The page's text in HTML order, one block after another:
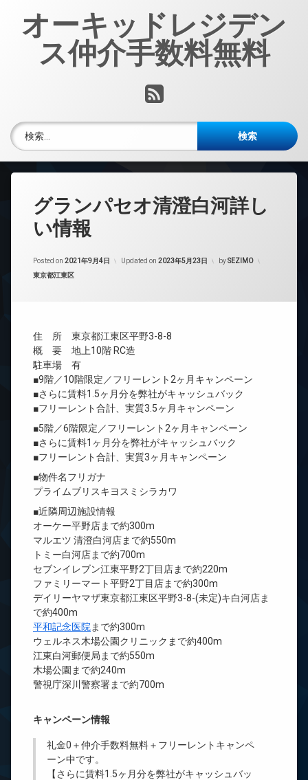
オーキッドレジデン
ス仲介手数料無料
RSS
検索:
グランパセオ清澄白河詳し
い情報
Posted on 2021年9月4日 Updated on 2023年5月23日 bySEZIMO
カテゴリー:
東京都江東区
住 所 東京都江東区平野3-8-8
概 要 地上10階 RC造
駐車場 有
■9階／10階限定／フリーレント2ヶ月キャンペーン
■さらに賃料1.5ヶ月分を弊社がキャッシュバック
■フリーレント合計、実質3.5ヶ月キャンペーン
■5階／6階限定／フリーレント2ヶ月キャンペーン
■さらに賃料1ヶ月分を弊社がキャッシュバック
■フリーレント合計、実質3ヶ月キャンペーン
■物件名フリガナ
プライムブリスキヨスミシラカワ
■近隣周辺施設情報
オーケー平野店まで約300m
マルエツ 清澄白河店まで約550m
トミー白河店まで約700m
セブンイレブン江東平野2丁目店まで約220m
ファミリーマート平野2丁目店まで約300m
デイリーヤマザ東京都江東区平野3-8-(未定)キ白河店ま
で約400m
平和記念医院 まで約300m
ウェルネス木場公園クリニックまで約400m
江東白河郵便局まで約550m
木場公園まで約240m
警視庁深川警察署まで約700m
キャンペーン情報
礼金0 ＋仲介手数料無料＋ フリーレント キャンペ
ーン中です。
【さらに賃料1.5ヶ月分を弊社がキャッシュバッ